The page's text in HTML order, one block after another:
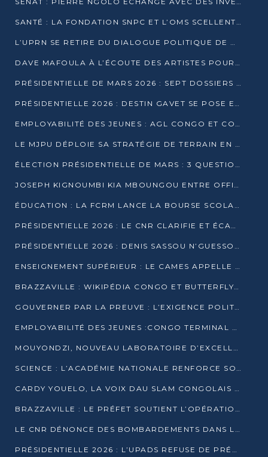
SANTÉ : LA FONDATION SNPC ET L’OMS SCELLENT UN PARTENARIAT STRATÉGIQUE DE TROIS ANS
L’UPRN SE RETIRE DU DIALOGUE POLITIQUE DE DJAMBALA : TENSIONS DANS LE PRÉ-ÉLECTORAL CONGOLAIS
DAVE MAFOULA À L’ÉCOUTE DES ARTISTES POUR REDÉFINIR SA POLITIQUE CULTURELLE
PRÉSIDENTIELLE DE MARS 2026 : SEPT DOSSIERS DE CANDIDATURE ENREGISTRÉS À LA CLÔTURE DES DÉPÔTS
PRÉSIDENTIELLE 2026 : DESTIN GAVET SE POSE EN CANDIDAT DU « RAS-LE-BOL »
EMPLOYABILITÉ DES JEUNES : AGL CONGO ET CONGO TERMINAL S’ALLIENT À UCAC-ICAM
LE MJPU DÉPLOIE SA STRATÉGIE DE TERRAIN EN FAVEUR DE DSN
ÉLECTION PRÉSIDENTIELLE DE MARS : 3 QUESTIONS À UN EXPERT CONGOLAIS DE LA CYBERSÉCURITÉ
JOSEPH KIGNOUMBI KIA MBOUNGOU ENTRE OFFICIELLEMENT EN COURSE POUR LA PRÉSIDENTIELLE
ÉDUCATION : LA FCRM LANCE LA BOURSE SCOLAIRE FRANCINE-NTOUMI POUR PROMOUVOIR LES FILIÈRES SCIENTIFIQUES
PRÉSIDENTIELLE 2026 : LE CNR CLARIFIE ET ÉCARTE LA CANDIDATURE DU PASTEUR NTUMI
PRÉSIDENTIELLE 2026 : DENIS SASSOU N’GUESSO ANNONCE OFFICIELLEMENT SA CANDIDATURE
ENSEIGNEMENT SUPÉRIEUR : LE CAMES APPELLE À UNE UNIVERSITÉ AFRICAINE AXÉE SUR L’EMPLOYABILITÉ
BRAZZAVILLE : WIKIPÉDIA CONGO ET BUTTERFLY SCELLENT UN PARTENARIAT POUR STRUCTURER LE BÉNÉVOLAT NUMÉRIQUE
GOUVERNER PAR LA PREUVE : L’EXIGENCE POLITIQUE DU XXIᵉ SIÈCLE
EMPLOYABILITÉ DES JEUNES :CONGO TERMINAL S’ALLIE À L’ESCIC POUR RAPPROCHER L’ÉCOLE DU TERRAIN
MOUYONDZI, NOUVEAU LABORATOIRE D’EXCELLENCE PÉDAGOGIQUE AVEC L’ENFICE
SCIENCE : L’ACADÉMIE NATIONALE RENFORCE SON ÉQUIPE ET TRACE SA FEUILLE DE ROUTE 2026
CARDY YOUELO, LA VOIX DAU SLAM CONGOLAIS QUI INTERPELLE LE MONDE
BRAZZAVILLE : LE PRÉFET SOUTIENT L’OPÉRATION « ZÉRO KULUNA » ET APPELLE À LA VIGILANCE CITOYENNE
LE CNR DÉNONCE DES BOMBARDEMENTS DANS LE POOL ET ACCUSE LE GOUVERNEMENT
PRÉSIDENTIELLE 2026 : L’UPADS REFUSE DE PRÉSENTER UN CANDIDAT ET DÉNONCE UN PROCESSUS NON CRÉDIBLE